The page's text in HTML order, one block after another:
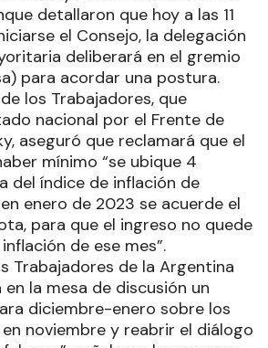
detallaron que hoy a las 11
el Consejo, la delegación
deliberará en el gremio
para acordar una postura.
los Trabajadores, que
nacional por el Frente de
aseguró que reclamará que el
mínimo “se ubique 4
del índice de inflación de
enero de 2023 se acuerde el
para que el ingreso no quede
de ese mes”.
Trabajadores de la Argentina
la mesa de discusión un
diciembre-enero sobre los
noviembre y reabrir el diálogo